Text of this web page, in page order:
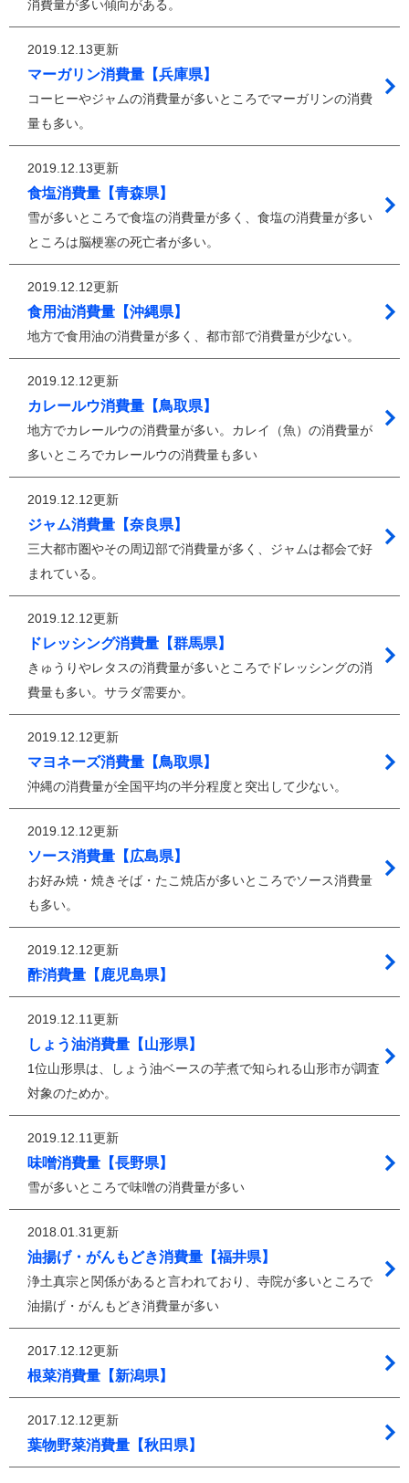
消費量が多い傾向がある。
2019.12.13更新
マーガリン消費量【兵庫県】
コーヒーやジャムの消費量が多いところでマーガリンの消費
量も多い。
2019.12.13更新
食塩消費量【青森県】
雪が多いところで食塩の消費量が多く、食塩の消費量が多い
ところは脳梗塞の死亡者が多い。
2019.12.12更新
食用油消費量【沖縄県】
地方で食用油の消費量が多く、都市部で消費量が少ない。
2019.12.12更新
カレールウ消費量【鳥取県】
地方でカレールウの消費量が多い。カレイ（魚）の消費量が
多いところでカレールウの消費量も多い
2019.12.12更新
ジャム消費量【奈良県】
三大都市圏やその周辺部で消費量が多く、ジャムは都会で好
まれている。
2019.12.12更新
ドレッシング消費量【群馬県】
きゅうりやレタスの消費量が多いところでドレッシングの消
費量も多い。サラダ需要か。
2019.12.12更新
マヨネーズ消費量【鳥取県】
沖縄の消費量が全国平均の半分程度と突出して少ない。
2019.12.12更新
ソース消費量【広島県】
お好み焼・焼きそば・たこ焼店が多いところでソース消費量
も多い。
2019.12.12更新
酢消費量【鹿児島県】
2019.12.11更新
しょう油消費量【山形県】
1位山形県は、しょう油ベースの芋煮で知られる山形市が調査
対象のためか。
2019.12.11更新
味噌消費量【長野県】
雪が多いところで味噌の消費量が多い
2018.01.31更新
油揚げ・がんもどき消費量【福井県】
浄土真宗と関係があると言われており、寺院が多いところで
油揚げ・がんもどき消費量が多い
2017.12.12更新
根菜消費量【新潟県】
2017.12.12更新
葉物野菜消費量【秋田県】